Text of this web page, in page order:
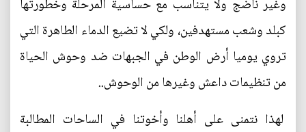
وغير ناضج ولا يتناسب مع حساسية المرحلة وخطورتها
كبلد وشعب مستهدفين، ولكي لا تضيع الدماء الطاهرة التي
تروي يوميا أرض الوطن في الجبهات ضد وحوش الحياة
من تنظيمات داعش وغيرها من الوحوش..
لهذا نتمنى على أهلنا وأخوتنا في الساحات المطالبة